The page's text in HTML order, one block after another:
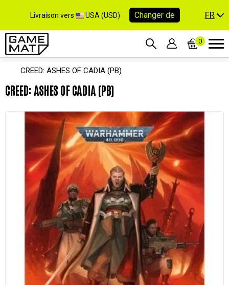
Livraison vers USA (USD) Changer de FR
0
CREED: ASHES OF CADIA (PB)
CREED: ASHES OF CADIA (PB)